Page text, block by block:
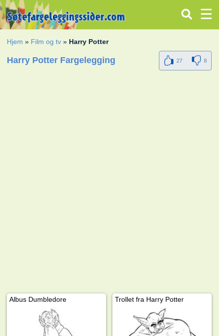
Hjem » Film og tv » Harry Potter
Harry Potter Fargelegging 27 8
Albus Dumbledore Trollet fra Harry Potter